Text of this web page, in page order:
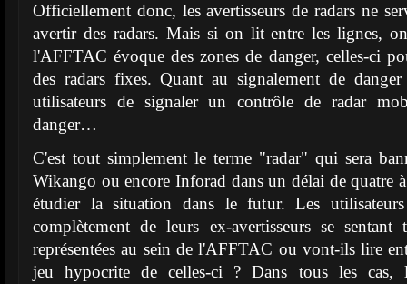
Officiellement donc, les avertisseurs de radars ne
avertir des radars. Mais si on lit entre les lignes,
l'AFFTAC évoque des zones de danger, celles-ci
des radars fixes. Quant au signalement de
utilisateurs de signaler un contrôle de radar
danger…
C'est tout simplement le terme "radar" qui sera
Wikango ou encore Inforad dans un délai de quatre
étudier la situation dans le futur. Les
complètement de leurs ex-avertisseurs se sentant
représentées au sein de l'AFFTAC ou vont-ils lire
jeu hypocrite de celles-ci ? Dans tous les cas,